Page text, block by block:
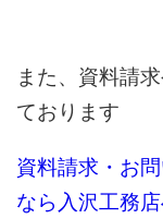
また、資料請
ております
資料請求・お
なら入沢工務